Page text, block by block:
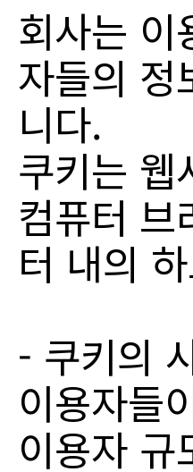
회사는 이
자들의
니다.
쿠키는
컴퓨터
터 내의
- 쿠키의
이용자들
이용자